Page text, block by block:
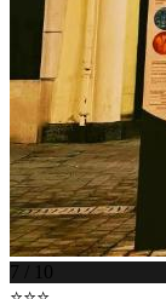
7 / 10